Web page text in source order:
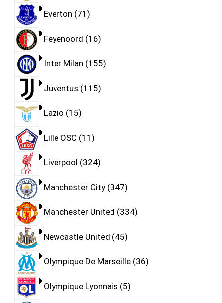
Everton 71
Feyenoord 16
Inter Milan 155
Juventus 115
Lazio 15
Lille OSC 11
Liverpool 324
Manchester City 347
Manchester United 334
Newcastle United 45
Olympique De Marseille 36
Olympique Lyonnais 5